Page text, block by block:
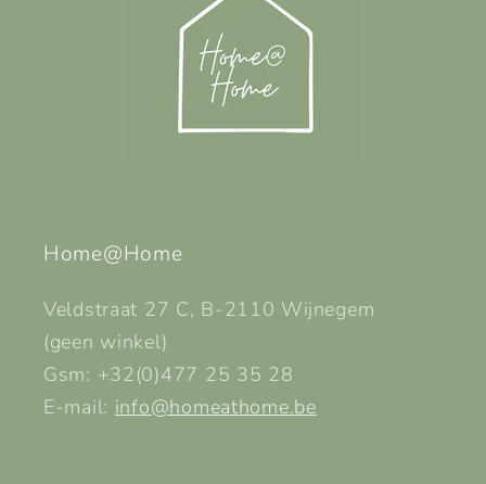
Home@Home
Veldstraat 27 C, B-2110 Wijnegem
(geen winkel)
Gsm: +32(0)477 25 35 28
E-mail: info@homeathome.be